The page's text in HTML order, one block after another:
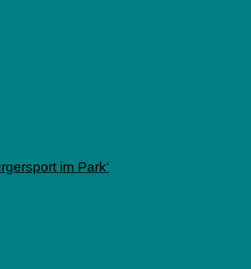
im Park‘